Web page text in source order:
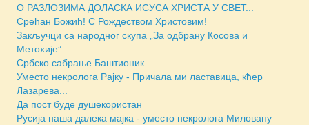
O РАЗЛОЗИМА ДОЛАСКА ИСУСА ХРИСТА У СВЕТ...
Срећан Божић! С Рождеством Христовим!
Закључци са народног скупа „За одбрану Косова и
Метохије”...
Србско сабрање Баштионик
Уместо некролога Рајку - Причала ми ластавица, кћер
Лазаревa...
Да пост буде душекористан
Русија наша далека мајка - уместо некролога Миловану